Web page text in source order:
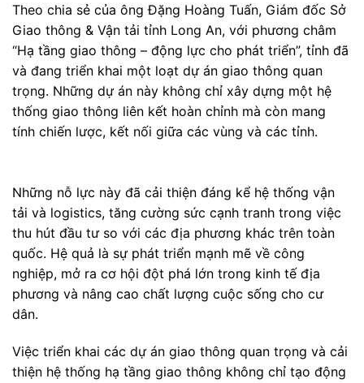
Theo chia sẻ của ông Đặng Hoàng Tuấn, Giám đốc Sở
Giao thông & Vận tải tỉnh Long An, với phương châm
“Hạ tầng giao thông – động lực cho phát triển”, tỉnh đã
và đang triển khai một loạt dự án giao thông quan
trọng. Những dự án này không chỉ xây dựng một hệ
thống giao thông liên kết hoàn chỉnh mà còn mang
tính chiến lược, kết nối giữa các vùng và các tỉnh.
Những nỗ lực này đã cải thiện đáng kể hệ thống vận
tải và logistics, tăng cường sức cạnh tranh trong việc
thu hút đầu tư so với các địa phương khác trên toàn
quốc. Hệ quả là sự phát triển mạnh mẽ về công
nghiệp, mở ra cơ hội đột phá lớn trong kinh tế địa
phương và nâng cao chất lượng cuộc sống cho cư
dân.
Việc triển khai các dự án giao thông quan trọng và cải
thiện hệ thống hạ tầng giao thông không chỉ tạo động